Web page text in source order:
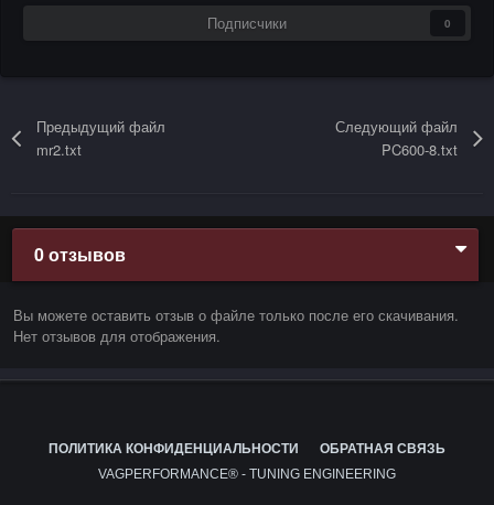
Подписчики 0
Предыдущий файл
mr2.txt
Следующий файл
PC600-8.txt
0 отзывов
Вы можете оставить отзыв о файле только после его скачивания.
Нет отзывов для отображения.
ПОЛИТИКА КОНФИДЕНЦИАЛЬНОСТИ
ОБРАТНАЯ СВЯЗЬ
VAGPERFORMANCE® - TUNING ENGINEERING